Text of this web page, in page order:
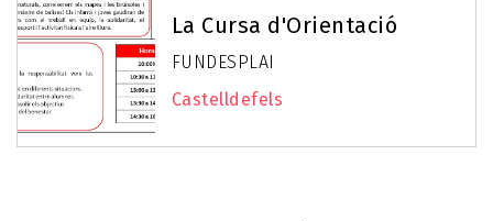
La Cursa d'Orientació
FUNDESPLAI
Castelldefels